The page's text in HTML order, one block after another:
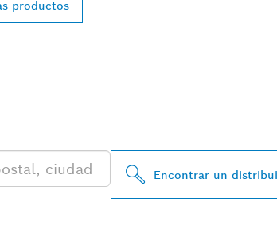
productos
Encontrar un